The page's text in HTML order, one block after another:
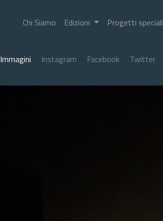
Chi Siamo Edizioni Progetti speciali
Immagini Instagram Facebook Twitter